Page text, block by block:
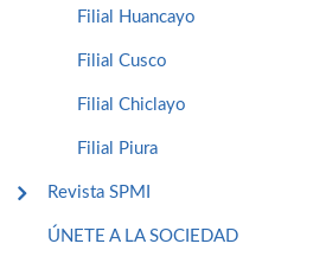
Filial Huancayo
Filial Cusco
Filial Chiclayo
Filial Piura
Revista SPMI
ÚNETE A LA SOCIEDAD